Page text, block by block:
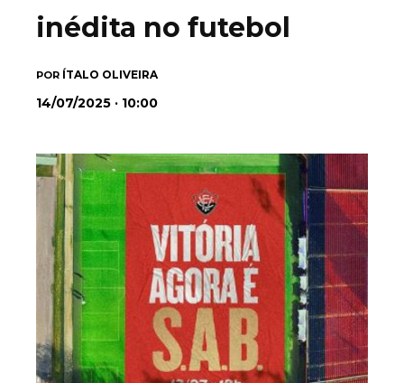
inédita no futebol
POR ÍTALO OLIVEIRA
14/07/2025 · 10:00